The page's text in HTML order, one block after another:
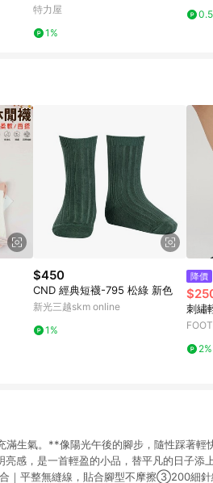
特力屋
1%
$450
CND 經典短襪-795 松綠 新色
新光三越skm online
1%
降價
刺繡
2%
生氣。**像陽光午後的腳步，隨性踩著輕
亮感，是一首輕盈的小品，替平凡的日子
｜平整無縫線，貼合腳型不摩擦③200細